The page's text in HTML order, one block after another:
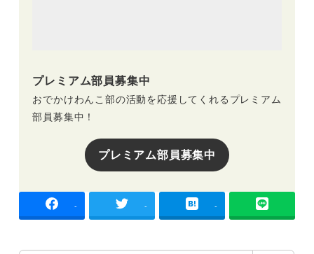
プレミアム部員募集中
おでかけわんこ部の活動を応援してくれるプレミアム
部員募集中！
プレミアム部員募集中
- - -